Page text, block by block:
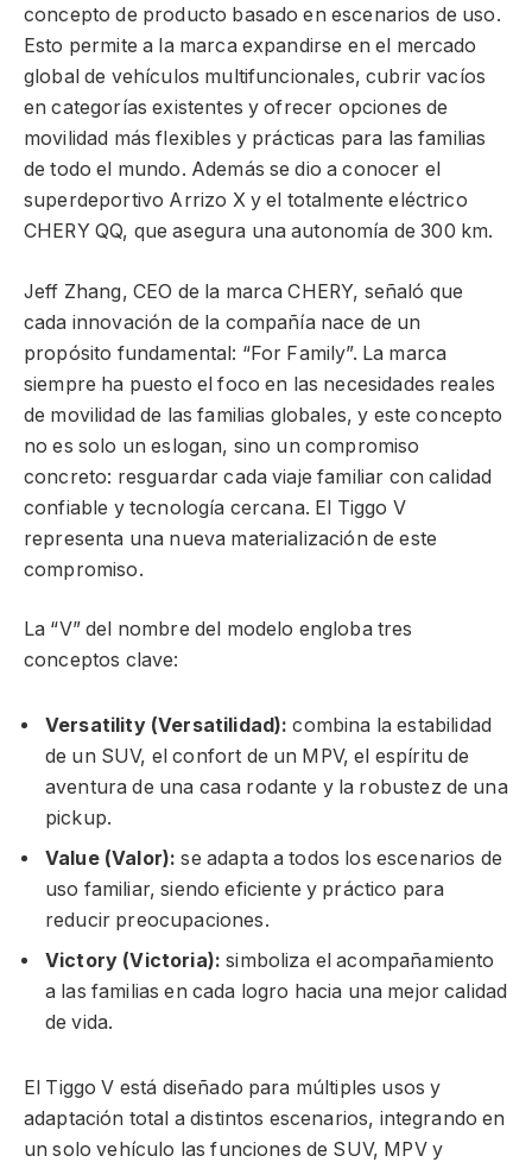
concepto de producto basado en escenarios de uso.
Esto permite a la marca expandirse en el mercado
global de vehículos multifuncionales, cubrir vacíos
en categorías existentes y ofrecer opciones de
movilidad más flexibles y prácticas para las familias
de todo el mundo. Además se dio a conocer el
superdeportivo Arrizo X y el totalmente eléctrico
CHERY QQ, que asegura una autonomía de 300 km.
Jeff Zhang, CEO de la marca CHERY, señaló que
cada innovación de la compañía nace de un
propósito fundamental: “For Family”. La marca
siempre ha puesto el foco en las necesidades reales
de movilidad de las familias globales, y este concepto
no es solo un eslogan, sino un compromiso
concreto: resguardar cada viaje familiar con calidad
confiable y tecnología cercana. El Tiggo V
representa una nueva materialización de este
compromiso.
La “V” del nombre del modelo engloba tres
conceptos clave:
Versatility (Versatilidad): combina la estabilidad
de un SUV, el confort de un MPV, el espíritu de
aventura de una casa rodante y la robustez de una
pickup.
Value (Valor): se adapta a todos los escenarios de
uso familiar, siendo eficiente y práctico para
reducir preocupaciones.
Victory (Victoria): simboliza el acompañamiento
a las familias en cada logro hacia una mejor calidad
de vida.
El Tiggo V está diseñado para múltiples usos y
adaptación total a distintos escenarios, integrando en
un solo vehículo las funciones de SUV, MPV y